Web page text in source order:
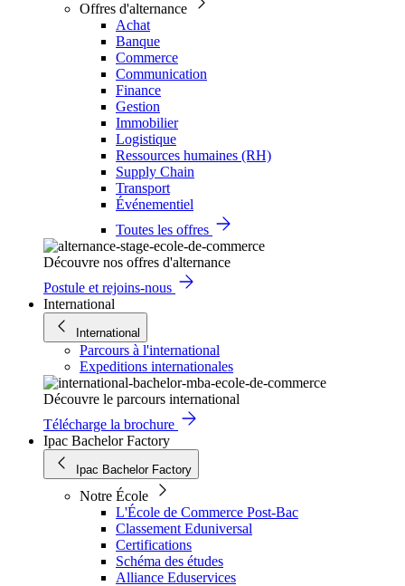
Offres d'alternance
Achat
Banque
Commerce
Communication
Finance
Gestion
Immobilier
Logistique
Ressources humaines (RH)
Supply Chain
Transport
Événementiel
Toutes les offres
Découvre nos offres d'alternance
Postule et rejoins-nous
International
International
Parcours à l'international
Expeditions internationales
Découvre le parcours international
Télécharge la brochure
Ipac Bachelor Factory
Ipac Bachelor Factory
Notre École
L'École de Commerce Post-Bac
Classement Eduniversal
Certifications
Schéma des études
Alliance Eduservices